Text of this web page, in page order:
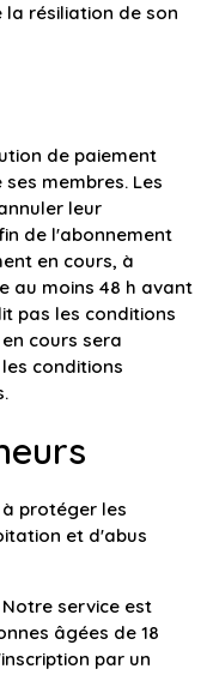
résiliation de son
de paiement
membres. Les
leur
de l'abonnement
en cours, à
au moins 48 h avant
pas les conditions
cours sera
conditions
protéger les
et d'abus
Notre service est
âgées de 18
par un